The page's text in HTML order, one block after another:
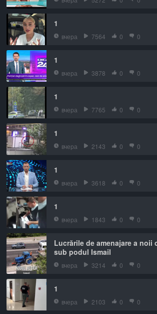
1
вчера 7564 0 0
1
вчера 3878 0 0
1
вчера 7765 0 0
1
вчера 2143 0 0
1
вчера 3618 0 0
1
вчера 1843 0 0
Lucrările de amenajare a noii
sub podul Ismail
вчера 3214 0 0
1
вчера 2103 0 0